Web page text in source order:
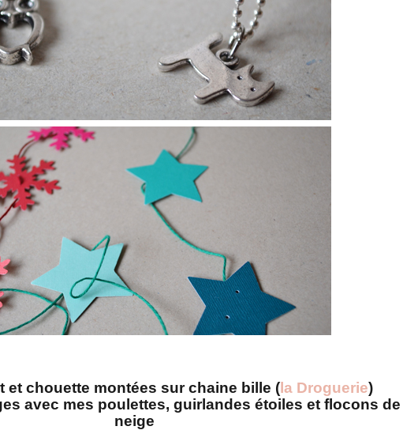
et chouette montées sur chaine bille (la Droguerie)
avec mes poulettes, guirlandes étoiles et flocons de
neige